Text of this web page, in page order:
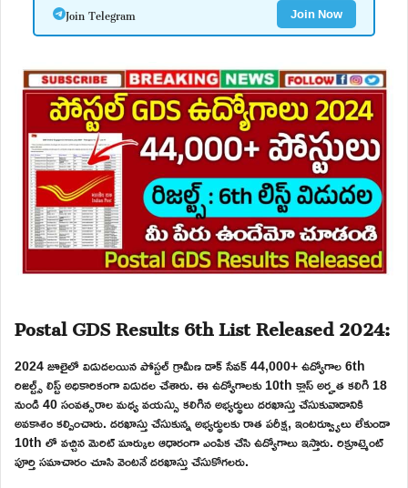
Join Telegram Join Now
Postal GDS Results 6th List Released 2024:
2024 జూలైలో విడుదలయిన పోస్టల్ గ్రామీణ డాక్ సేవక్ 44,000+ ఉద్యోగాల 6th
రిజల్ట్స్ లిస్ట్ అధికారికంగా విడుదల చేశారు. ఈ ఉద్యోగాలకు 10th క్లాస్ అర్హత కలిగి 18
నుండి 40 సంవత్సరాల మధ్య వయస్సు కలిగిన అభ్యర్థులు దరఖాస్తు చేసుకువాడానికి
అవకాశం కల్పించారు. దరఖాస్తు చేసుకున్న అభ్యర్థులకు రాత పరీక్ష, ఇంటర్వ్యూలు లేకుండా
10th లో వచ్చిన మెరిట్ మార్కుల ఆధారంగా ఎంపిక చేసి ఉద్యోగాలు ఇస్తారు. రిక్రూట్మెంట్
పూర్తి సమాచారం చూసి వెంటనే దరఖాస్తు చేసుకోగలరు.